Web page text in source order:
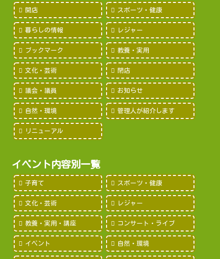
開店 スポーツ・健康
暮らしの情報 レジャー
ブックマーク 教養・実用
文化・芸術 閉店
議会・議員 お知らせ
自然・環境 管理人が紹介します
リニューアル
イベント内容別一覧
子育て スポーツ・健康
文化・芸術 レジャー
教養・実用・講座 コンサート・ライブ
イベント 自然・環境